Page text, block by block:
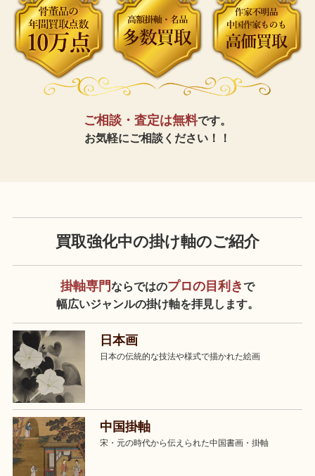
ご相談・査定は無料です。
お気軽にご相談ください！！
買取強化中の掛け軸のご紹介
掛軸専門ならではのプロの目利きで
幅広いジャンルの掛け軸を拝見します。
日本画
日本の伝統的な技法や様式で描かれた絵画
中国掛軸
宋・元の時代から伝えられた中国書画・掛軸